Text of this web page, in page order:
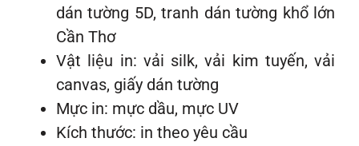
dán tường 5D, tranh dán tường khổ lớn
Cần Thơ
Vật liệu in: vải silk, vải kim tuyến, vải
canvas, giấy dán tường
Mực in: mực dầu, mực UV
Kích thước: in theo yêu cầu